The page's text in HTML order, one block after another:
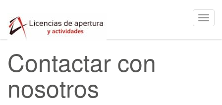
content
Contactar con
nosotros